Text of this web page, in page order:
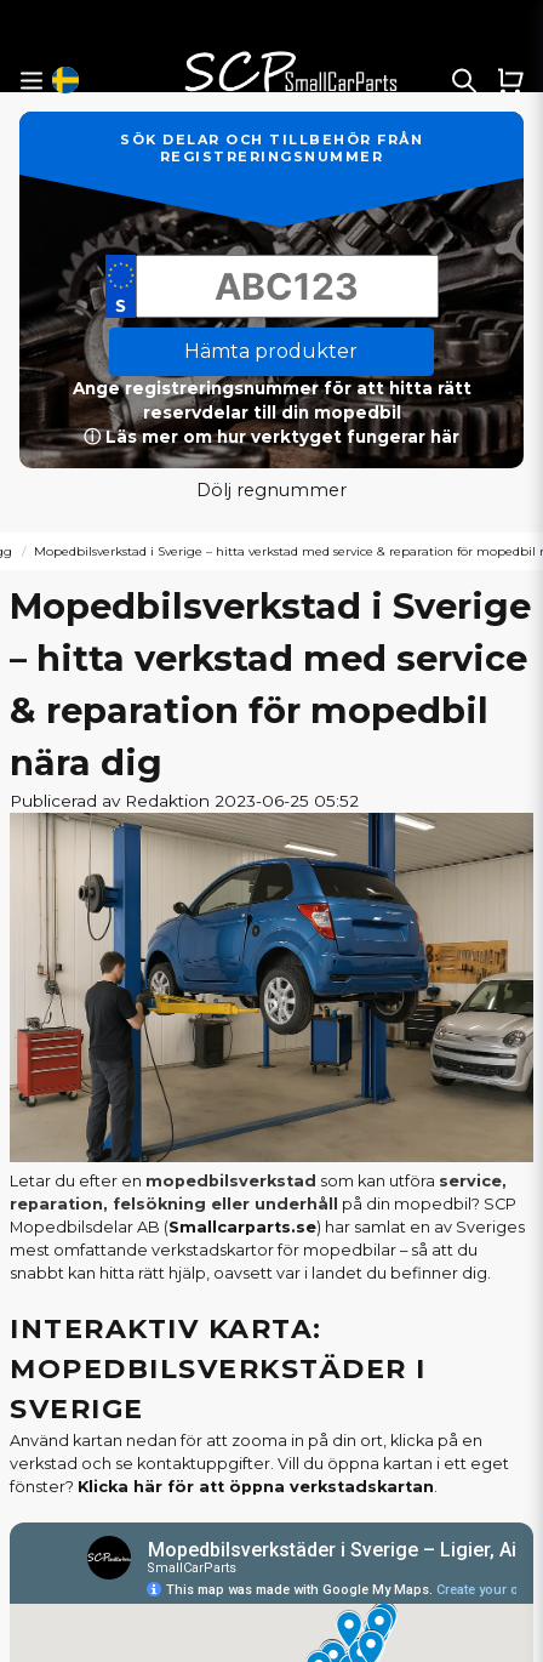
SÖK DELAR OCH TILLBEHÖR FRÅN
REGISTRERINGSNUMMER
Hämta produkter
Ange registreringsnummer för att hitta rätt
reservdelar till din mopedbil
ⓘ Läs mer om hur verktyget fungerar här
Dölj regnummer
Mopedbilsverkstad i Sverige – hitta verkstad med service & reparation för mopedbil
Mopedbilsverkstad i Sverige
– hitta verkstad med service
& reparation för mopedbil
nära dig
Publicerad av Redaktion 2023-06-25 05:52
Letar du efter en mopedbilsverkstad som kan utföra service,
reparation, felsökning eller underhåll
på din mopedbil? SCP
Mopedbilsdelar AB (Smallcarparts.se) har samlat en av Sveriges
mest omfattande verkstadskartor för mopedbilar – så att du
snabbt kan hitta rätt hjälp, oavsett var i landet du befinner dig.
INTERAKTIV KARTA:
MOPEDBILSVERKSTÄDER I
SVERIGE
Använd kartan nedan för att zooma in på din ort, klicka på en
verkstad och se kontaktuppgifter. Vill du öppna kartan i ett eget
fönster? Klicka här för att öppna verkstadskartan.